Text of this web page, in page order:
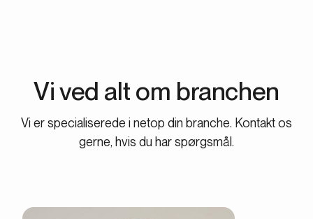
Vi ved alt om branchen
Vi er specialiserede i netop din branche. Kontakt os
gerne, hvis du har spørgsmål.